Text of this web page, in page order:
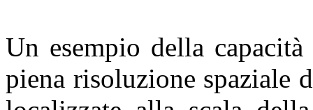
Un esempio della
piena risoluzione spaziale